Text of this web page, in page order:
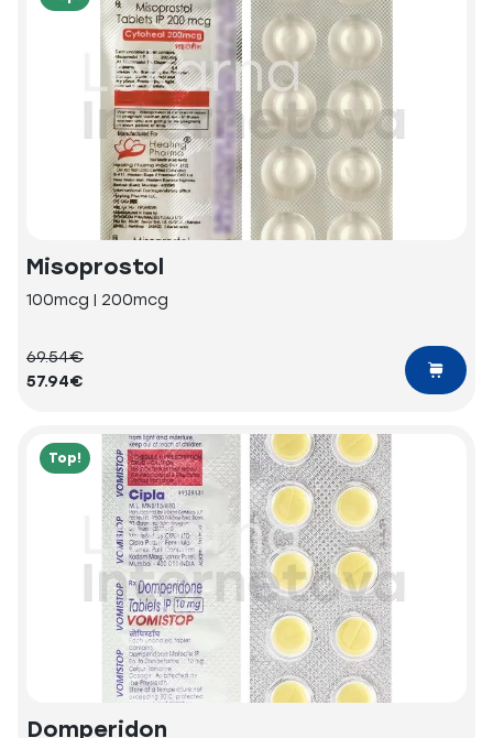
Misoprostol
100mcg | 200mcg
69.54€
57.94€
Top!
Domperidon